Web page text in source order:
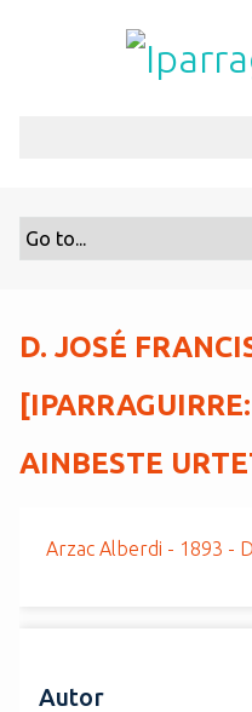
D. JOSÉ
AINBESTE
Arzac Alberdi - 1893 -
Autor